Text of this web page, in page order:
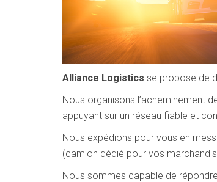
Alliance Logistics se propose de
Nous organisons l’acheminement
appuyant sur un réseau fiable et
Nous expédions pour vous en
(camion dédié pour vos
Nous sommes capable de